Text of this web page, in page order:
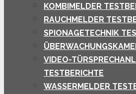
KOMBIMELDER
RAUCHMELDER
SPIONAGETECHNIK
VIDEO-
TESTBERICHTE
WASSERMELDER